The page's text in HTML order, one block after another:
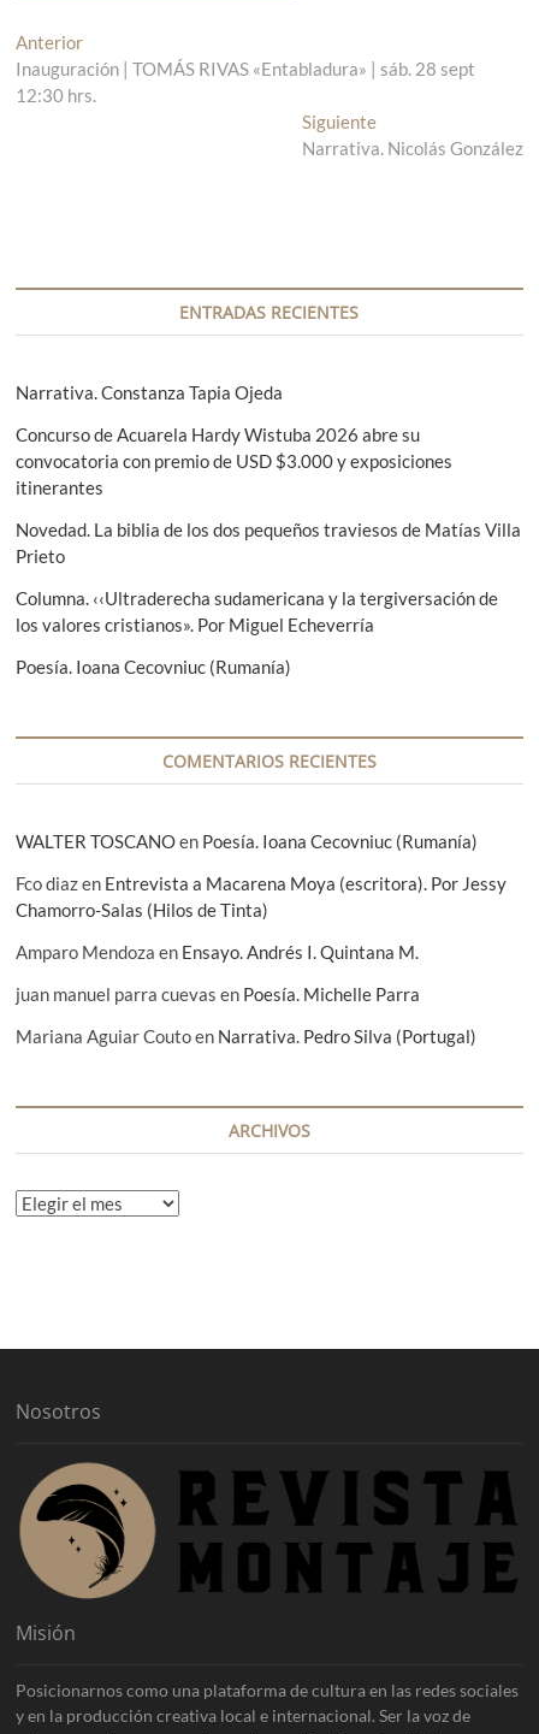
N
a
c
n
d
e
n
t
r
a
a
s
Anterior
n
t
r
o
:
Inauguración | TOMÁS RIVAS «Entabladura» | sáb. 28 sept
12:30 hrs.
SiguienteE
n
i
e
n
Narrativa. Nicolás González
ENTRADAS RECIENTES
Narrativa. Constanza Tapia Ojeda
Concurso de Acuarela Hardy Wistuba 2026 abre su
convocatoria con premio de USD $3.000 y exposiciones
itinerantes
Novedad. La biblia de los dos pequeños traviesos de Matías Villa
Prieto
Columna. ‹‹Ultraderecha sudamericana y la tergiversación de
los valores cristianos». Por Miguel Echeverría
Poesía. Ioana Cecovniuc (Rumanía)
COMENTARIOS RECIENTES
WALTER TOSCANOen Poesía. Ioana Cecovniuc (Rumanía)
Fco diazen Entrevista a Macarena Moya (escritora). Por Jessy
Chamorro-Salas (Hilos de Tinta)
Amparo Mendoza en Ensayo. Andrés I. Quintana M.
juan manuel parra cuevas en Poesía. Michelle Parra
Mariana Aguiar Coutoen Narrativa. Pedro Silva (Portugal)
ARCHIVOS
A
Nosotros
Misión
Posicionarnos como una plataforma de cultura en las redes sociales
y en la producción creativa local e internacional. Ser la voz de